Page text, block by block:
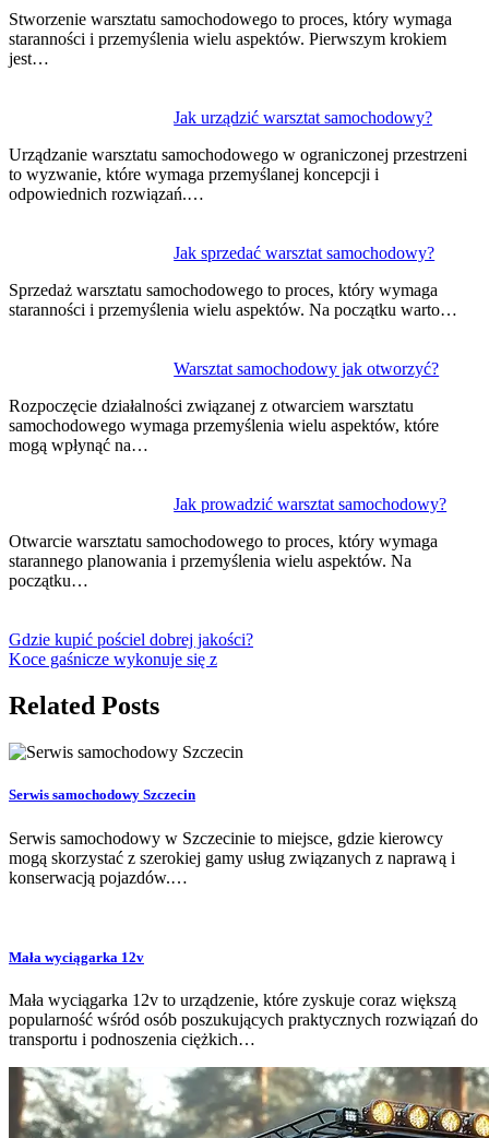
Stworzenie warsztatu samochodowego to proces, który wymaga
staranności i przemyślenia wielu aspektów. Pierwszym krokiem
jest…
Jak urządzić warsztat samochodowy?
Urządzanie warsztatu samochodowego w ograniczonej przestrzeni
to wyzwanie, które wymaga przemyślanej koncepcji i
odpowiednich rozwiązań.…
Jak sprzedać warsztat samochodowy?
Sprzedaż warsztatu samochodowego to proces, który wymaga
staranności i przemyślenia wielu aspektów. Na początku warto…
Warsztat samochodowy jak otworzyć?
Rozpoczęcie działalności związanej z otwarciem warsztatu
samochodowego wymaga przemyślenia wielu aspektów, które
mogą wpłynąć na…
Jak prowadzić warsztat samochodowy?
Otwarcie warsztatu samochodowego to proces, który wymaga
starannego planowania i przemyślenia wielu aspektów. Na
początku…
wpisu
Gdzie kupić pościel dobrej jakości?
Koce gaśnicze wykonuje się z
Related Posts
Serwis samochodowy Szczecin
Serwis samochodowy w Szczecinie to miejsce, gdzie kierowcy
mogą skorzystać z szerokiej gamy usług związanych z naprawą i
konserwacją pojazdów.…
Mała wyciągarka 12v
Mała wyciągarka 12v to urządzenie, które zyskuje coraz większą
popularność wśród osób poszukujących praktycznych rozwiązań do
transportu i podnoszenia ciężkich…